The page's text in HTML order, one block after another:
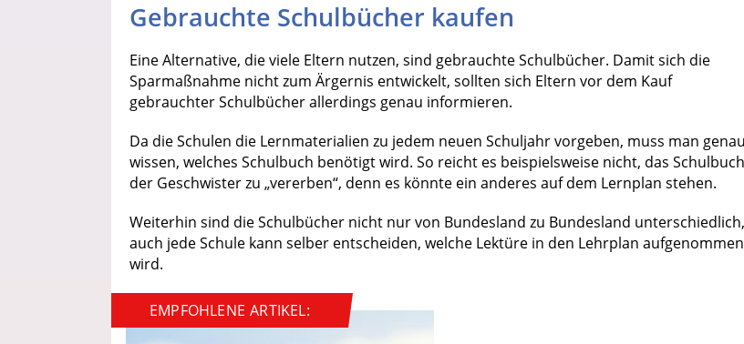
Gebrauchte Schulbücher kaufen
Eine Alternative, die viele Eltern nutzen, sind gebrauchte Schulbücher. Damit sich die
Sparmaßnahme nicht zum Ärgernis entwickelt, sollten sich Eltern vor dem Kauf
gebrauchter Schulbücher allerdings genau informieren.
Da die Schulen die Lernmaterialien zu jedem neuen Schuljahr vorgeben, muss man genau
wissen, welches Schulbuch benötigt wird. So reicht es beispielsweise nicht, das Schulbuch
der Geschwister zu „vererben“, denn es könnte ein anderes auf dem Lernplan stehen.
Weiterhin sind die Schulbücher nicht nur von Bundesland zu Bundesland unterschiedlich,
auch jede Schule kann selber entscheiden, welche Lektüre in den Lehrplan aufgenommen
wird.
EMPFOHLENE ARTIKEL:
Produkttester werden und Geld